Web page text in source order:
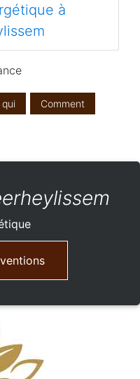
à
qui Comment